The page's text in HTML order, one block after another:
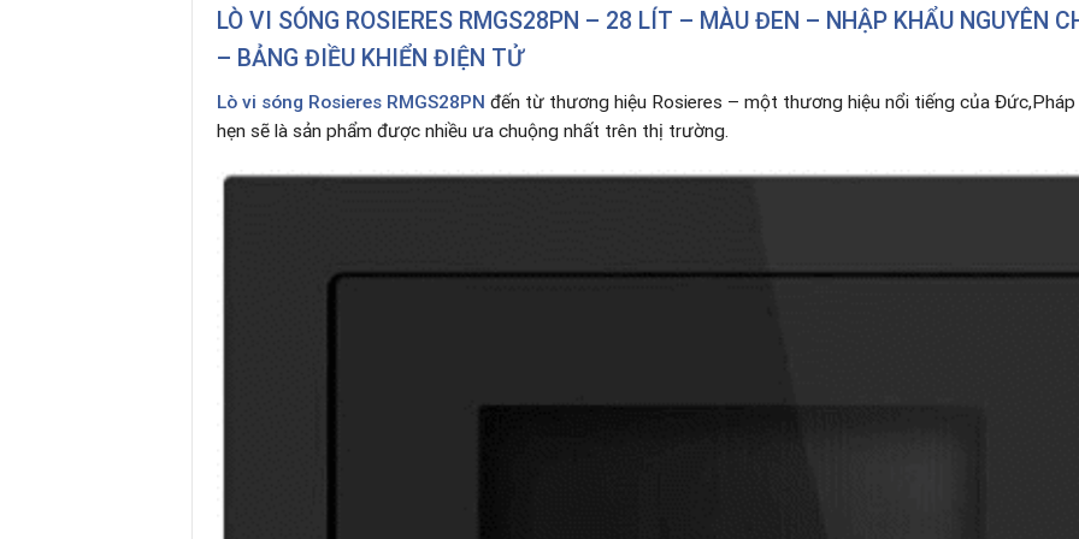
LÒ VI SÓNG ROSIERES RMGS28PN – 28 LÍT – MÀU ĐEN – NHẬP KHẨU NGUYÊN
– BẢNG ĐIỀU KHIỂN ĐIỆN TỬ
Lò vi sóng Rosieres RMGS28PN đến từ thương hiệu Rosieres – một thương hiệu nổi tiếng của
hẹn sẽ là sản phẩm được nhiều ưa chuộng nhất trên thị trường.